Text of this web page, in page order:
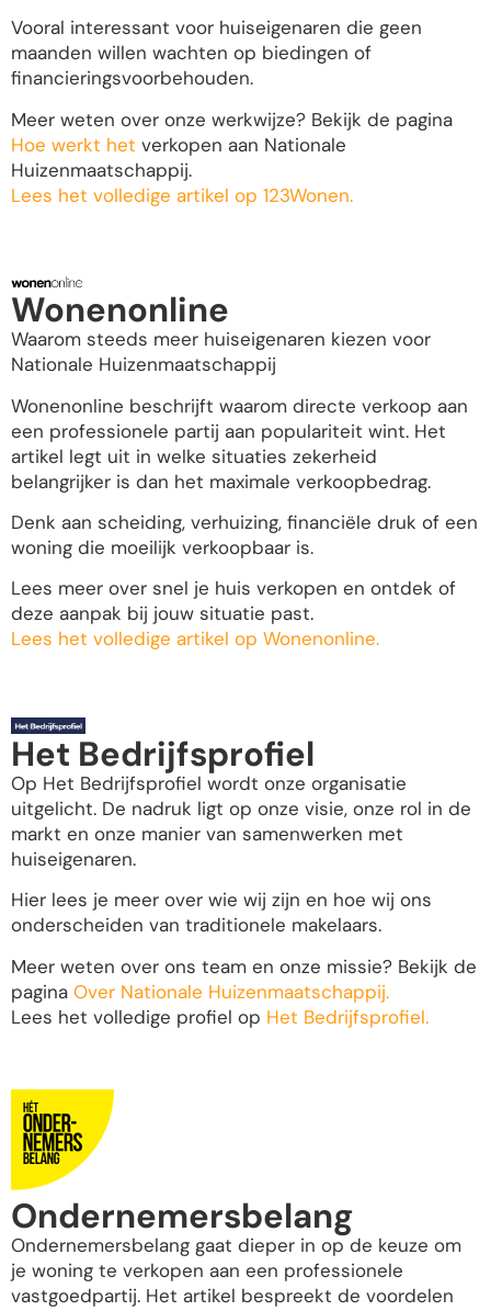
Vooral interessant voor huiseigenaren die geen
maanden willen wachten op biedingen of
financieringsvoorbehouden.
Meer weten over onze werkwijze? Bekijk de pagina
Hoe werkt het verkopen aan Nationale
Huizenmaatschappij.
Lees het volledige artikel op 123Wonen.
Wonenonline
Waarom steeds meer huiseigenaren kiezen voor
Nationale Huizenmaatschappij
Wonenonline beschrijft waarom directe verkoop aan
een professionele partij aan populariteit wint. Het
artikel legt uit in welke situaties zekerheid
belangrijker is dan het maximale verkoopbedrag.
Denk aan scheiding, verhuizing, financiële druk of een
woning die moeilijk verkoopbaar is.
Lees meer over snel je huis verkopen en ontdek of
deze aanpak bij jouw situatie past.
Lees het volledige artikel op Wonenonline.
Het Bedrijfsprofiel
Op Het Bedrijfsprofiel wordt onze organisatie
uitgelicht. De nadruk ligt op onze visie, onze rol in de
markt en onze manier van samenwerken met
huiseigenaren.
Hier lees je meer over wie wij zijn en hoe wij ons
onderscheiden van traditionele makelaars.
Meer weten over ons team en onze missie? Bekijk de
pagina Over Nationale Huizenmaatschappij.
Lees het volledige profiel op Het Bedrijfsprofiel.
Ondernemersbelang
Ondernemersbelang gaat dieper in op de keuze om
je woning te verkopen aan een professionele
vastgoedpartij. Het artikel bespreekt de voordelen